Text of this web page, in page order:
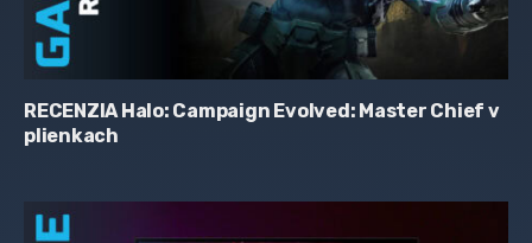
RECENZIA Halo: Campaign Evolved: Master Chief v
plienkach